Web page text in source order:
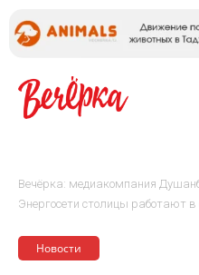
Вечёрка: медиакомпания
Энергосети столицы работают в
Новости